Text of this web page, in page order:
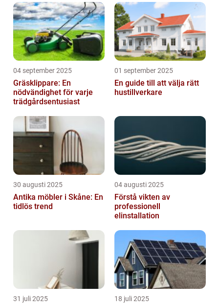
04 september 2025
Gräsklippare: En
nödvändighet för varje
trädgårdsentusiast
01 september 2025
En guide till att välja rätt
hustillverkare
30 augusti 2025
Antika möbler i Skåne: En
tidlös trend
04 augusti 2025
Förstå vikten av
professionell
elinstallation
31 juli 2025 18 juli 2025